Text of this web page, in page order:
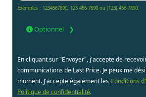
Exemples : 1234567890, 123 456 7890 ou (123) 456-7890.
Optionnel
En cliquant sur "Envoyer", j'accepte de
communications de Last Price. Je peux me
moment. J'accepte également les Conditions
Politique de confidentialité.